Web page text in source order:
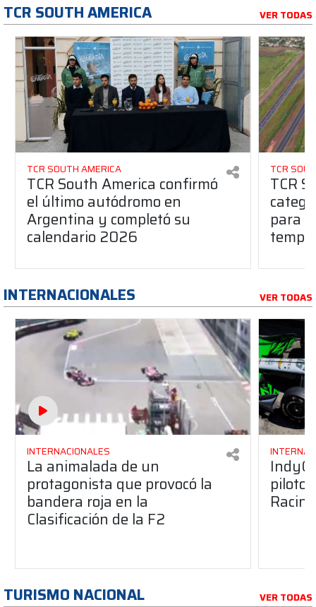
TCR SOUTH AMERICA VER TODAS
TCR SOUTH AMERICA
TCR South America confirmó
el último autódromo en
Argentina y completó su
calendario 2026
TCR
TCR
para
INTERNACIONALES VER TODAS
INTERNACIONALES
La animalada de un
protagonista que provocó la
bandera roja en la
Clasificación de la F2
TURISMO NACIONAL VER TODAS